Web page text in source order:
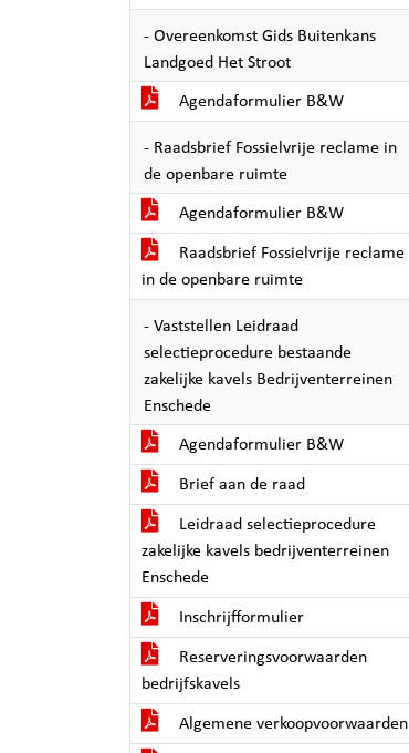
- Overeenkomst Gids Buitenkans
Landgoed Het Stroot
Agendaformulier B&W
- Raadsbrief Fossielvrije reclame in
de openbare ruimte
Agendaformulier B&W
Raadsbrief Fossielvrije reclame
in de openbare ruimte
- Vaststellen Leidraad
selectieprocedure bestaande
zakelijke kavels Bedrijventerreinen
Enschede
Agendaformulier B&W
Brief aan de raad
Leidraad selectieprocedure
zakelijke kavels bedrijventerreinen
Enschede
Inschrijfformulier
Reserveringsvoorwaarden
bedrijfskavels
Algemene verkoopvoorwaarden